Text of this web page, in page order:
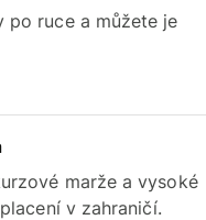
po ruce a můžete je
marže a vysoké
v zahraničí.